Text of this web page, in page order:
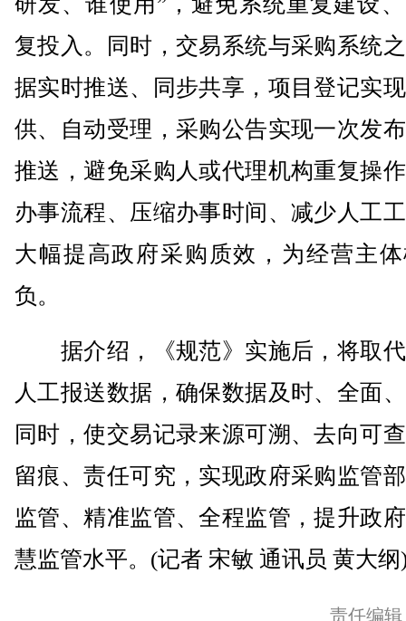
复投入。同时，交易系统与采购系统
据实时推送、同步共享，项目登记实
供、自动受理，采购公告实现一次发
推送，避免采购人或代理机构重复操
办事流程、压缩办事时间、减少人工
大幅提高政府采购质效，为经营主
负。
据介绍，《规范》实施后，将取
人工报送数据，确保数据及时、全面
同时，使交易记录来源可溯、去向可
留痕、责任可究，实现政府采购监管
监管、精准监管、全程监管，提升政
慧监管水平。(记者 宋敏 通讯员 黄大纲
责任编